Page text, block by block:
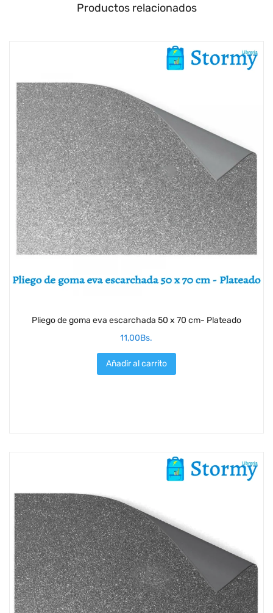
Productos relacionados
Pliego de goma eva escarchada 50 x 70 cm- Plateado
11,00Bs.
Añadir al carrito